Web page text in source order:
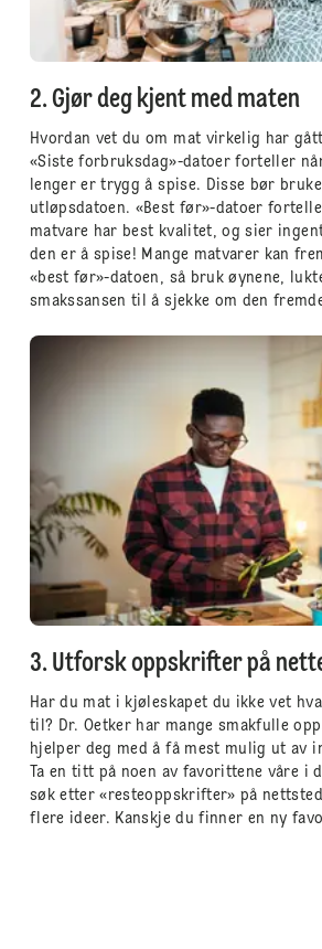
2. Gjør deg kjent med maten
Hvordan vet du om mat virkelig har
«Siste forbruksdag»-datoer forteller
lenger er trygg å spise. Disse bør
utløpsdatoen. «Best før»-datoer
matvare har best kvalitet, og sier
den er å spise! Mange matvarer kan
«best før»-datoen, så bruk øynene,
smakssansen til å sjekke om den
3. Utforsk oppskrifter på
Har du mat i kjøleskapet du ikke vet
til? Dr. Oetker har mange smakfulle
hjelper deg med å få mest mulig ut av
Ta en titt på noen av favorittene våre i
søk etter «resteoppskrifter» på
flere ideer. Kanskje du finner en ny